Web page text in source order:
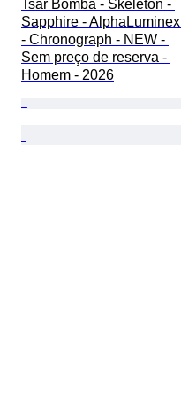
Tsar Bomba - Skeleton -
Sapphire - AlphaLuminex
- Chronograph - NEW -
Sem preço de reserva -
Homem - 2026